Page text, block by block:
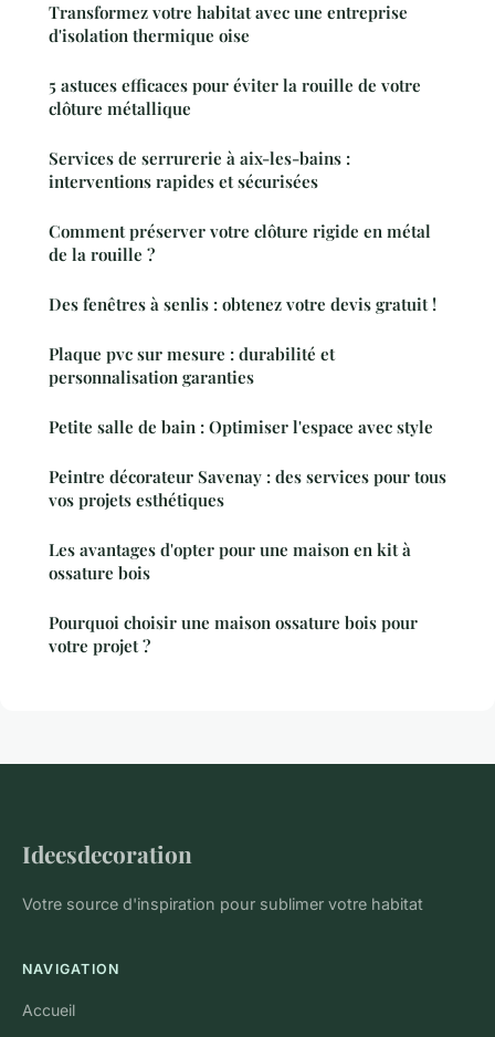
Transformez votre habitat avec une entreprise
d'isolation thermique oise
5 astuces efficaces pour éviter la rouille de votre
clôture métallique
Services de serrurerie à aix-les-bains :
interventions rapides et sécurisées
Comment préserver votre clôture rigide en métal
de la rouille ?
Des fenêtres à senlis : obtenez votre devis gratuit !
Plaque pvc sur mesure : durabilité et
personnalisation garanties
Petite salle de bain : Optimiser l'espace avec style
Peintre décorateur Savenay : des services pour tous
vos projets esthétiques
Les avantages d'opter pour une maison en kit à
ossature bois
Pourquoi choisir une maison ossature bois pour
votre projet ?
Ideesdecoration
Votre source d'inspiration pour sublimer votre habitat
NAVIGATION
Accueil